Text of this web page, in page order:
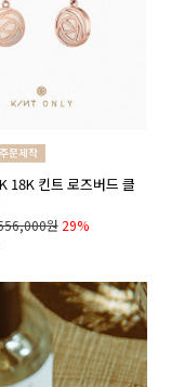
18K 킨트 로즈버드 클
원 29%